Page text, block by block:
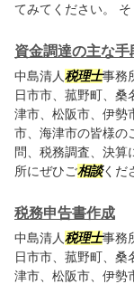
てみてください。 そ
資金調達の主な手
中島清人税理士事務
日市市、菰野町、桑
津市、松阪市、伊勢
市、海津市の皆様の
問、税務調査、決算
所にぜひご相談くだ
税務申告書作成
中島清人税理士事務
日市市、菰野町、桑
津市、松阪市、伊勢